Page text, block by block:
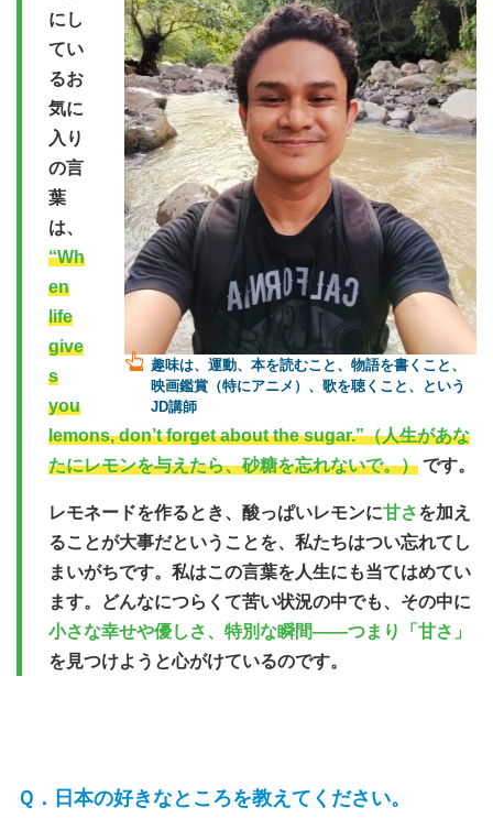
趣味は、運動、本を読むこと、物語を書くこと、
映画鑑賞（特にアニメ）、歌を聴くこと、という
JD講師
にし
てい
るお
気に
入り
の言
葉
は、
“Wh
en
life
give
s
you
lemons, don’t forget about the sugar.”（人生があな
たにレモンを与えたら、砂糖を忘れないで。） です。
レモネードを作るとき、酸っぱいレモンに甘さを加え
ることが大事だということを、私たちはつい忘れてし
まいがちです。私はこの言葉を人生にも当てはめてい
ます。どんなにつらくて苦い状況の中でも、その中に
小さな幸せや優しさ、特別な瞬間――つまり「甘さ」
を見つけようと心がけているのです。
日本の好きなところを教えてください。